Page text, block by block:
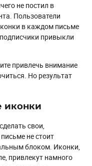
не постил в
Пользователи
в каждом письме
привыкли
привлечь внимание
Но результат
иконки
свои,
не стоит
блоком. Иконки,
привлекут намного